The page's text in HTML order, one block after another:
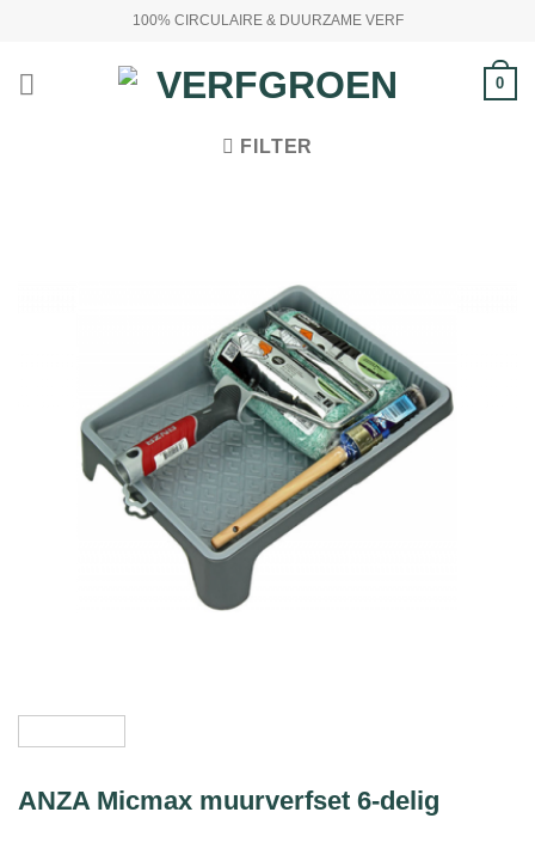
inhoud
100% CIRCULAIRE & DUURZAME VERF
0
FILTER
ANZA Micmax muurverfset 6-delig